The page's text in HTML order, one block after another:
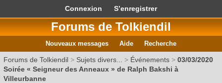
Connexion S’enregistrer
Forums de Tolkiendil
Nouveaux messages Aide Recherche
Forums de Tolkiendil > Sujets divers... > Événements > 03/03/2020
Soirée « Seigneur des Anneaux » de Ralph Bakshi à
Villeurbanne